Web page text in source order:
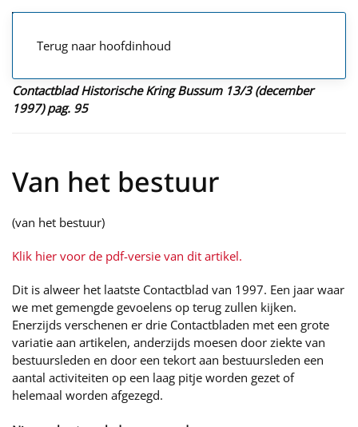
Terug naar hoofdinhoud
Contactblad Historische Kring Bussum 13/3 (december
1997) pag. 95
Van het bestuur
(van het bestuur)
Klik hier voor de pdf-versie van dit artikel.
Dit is alweer het laatste Contactblad van 1997. Een jaar waar
we met gemengde gevoelens op terug zullen kijken.
Enerzijds verschenen er drie Contactbladen met een grote
variatie aan artikelen, anderzijds moesen door ziekte van
bestuursleden en door een tekort aan bestuursleden een
aantal activiteiten op een laag pitje worden gezet of
helemaal worden afgezegd.